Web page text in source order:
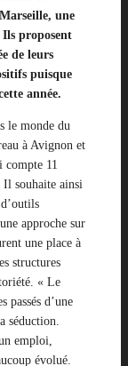
une
proposent
de leurs
puisque
année.
le monde du
à Avignon et
compte 11
Il souhaite ainsi
approche sur
une place à
structures
« Le
passés d’une
séduction.
emploi,
évolué.